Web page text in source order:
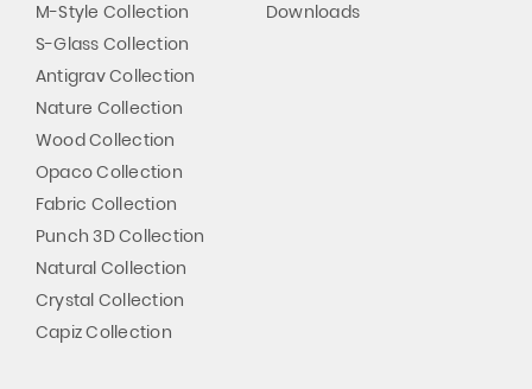
M-Style Collection
S-Glass Collection
Antigrav Collection
Nature Collection
Wood Collection
Opaco Collection
Fabric Collection
Punch 3D Collection
Natural Collection
Crystal Collection
Capiz Collection
Downloads